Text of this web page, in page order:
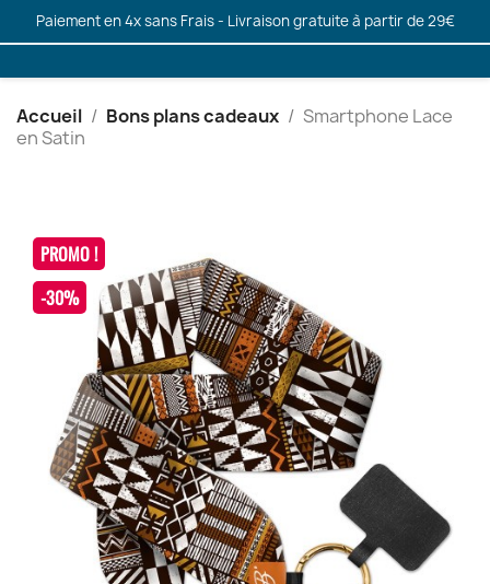
Paiement en 4x sans Frais - Livraison gratuite à partir de 29€
Accueil Bons plans cadeaux
Smartphone Lace
en Satin
PROMO !
-30%